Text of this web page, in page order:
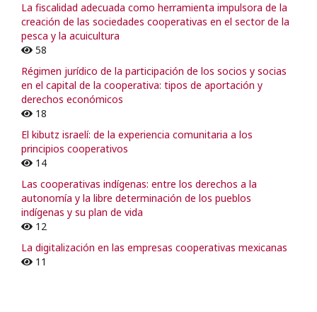
La fiscalidad adecuada como herramienta impulsora de la
creación de las sociedades cooperativas en el sector de la
pesca y la acuicultura
58
Régimen jurídico de la participación de los socios y socias
en el capital de la cooperativa: tipos de aportación y
derechos económicos
18
El kibutz israelí: de la experiencia comunitaria a los
principios cooperativos
14
Las cooperativas indígenas: entre los derechos a la
autonomía y la libre determinación de los pueblos
indígenas y su plan de vida
12
La digitalización en las empresas cooperativas mexicanas
11